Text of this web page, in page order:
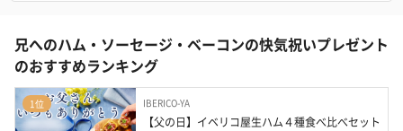
兄へのハム・ソーセージ・ベーコンの快気祝いプレゼント
のおすすめランキング
1位 IBERICO-YA
【父の日】イベリコ屋生ハム４種食べ比べセット